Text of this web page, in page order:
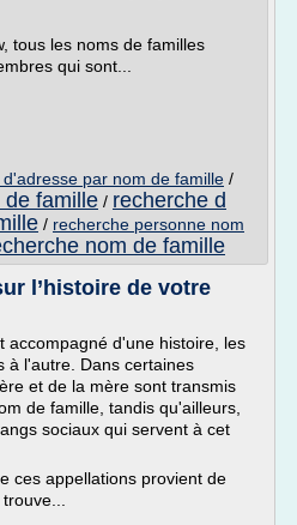
tous les noms de familles
qui sont...
par nom de famille /
de famille / recherche d
/ recherche personne nom
nom de famille
l’histoire de votre
accompagné d'une histoire, les
à l'autre. Dans certaines
et de la mère sont transmis
de famille, tandis qu'ailleurs,
sociaux qui servent à cet
ces appellations provient de